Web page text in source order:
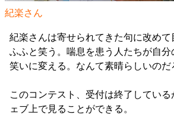
紀楽さん
紀楽さんは寄せられてきた句に改め
ふふと笑う。喘息を患う人たちが自分
笑いに変える。なんて素晴らしいのだ
このコンテスト、受付は終了してい
ェブ上で見ることができる。